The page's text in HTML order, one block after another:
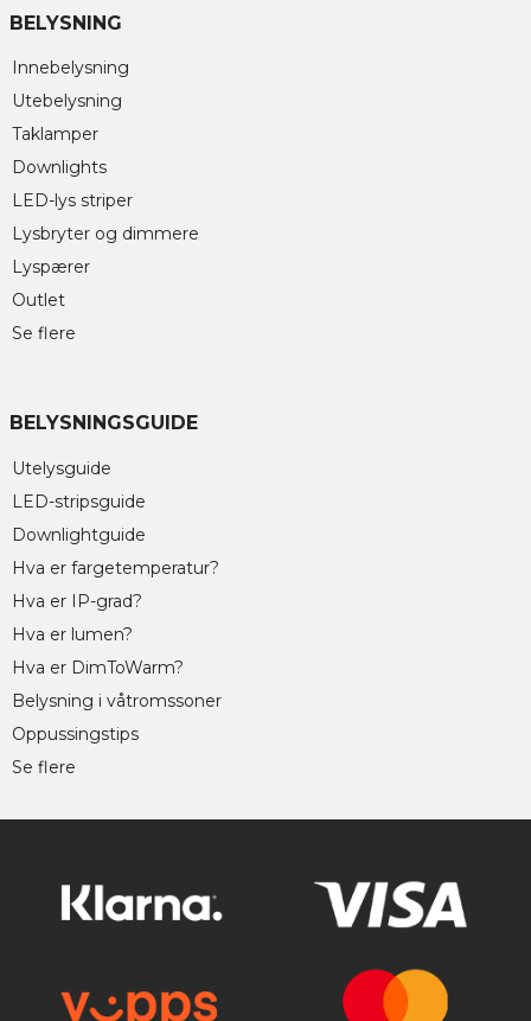
BELYSNING
Innebelysning
Utebelysning
Taklamper
Downlights
LED-lys striper
Lysbryter og dimmere
Lyspærer
Outlet
Se flere
BELYSNINGSGUIDE
Utelysguide
LED-stripsguide
Downlightguide
Hva er fargetemperatur?
Hva er IP-grad?
Hva er lumen?
Hva er DimToWarm?
Belysning i våtromssoner
Oppussingstips
Se flere